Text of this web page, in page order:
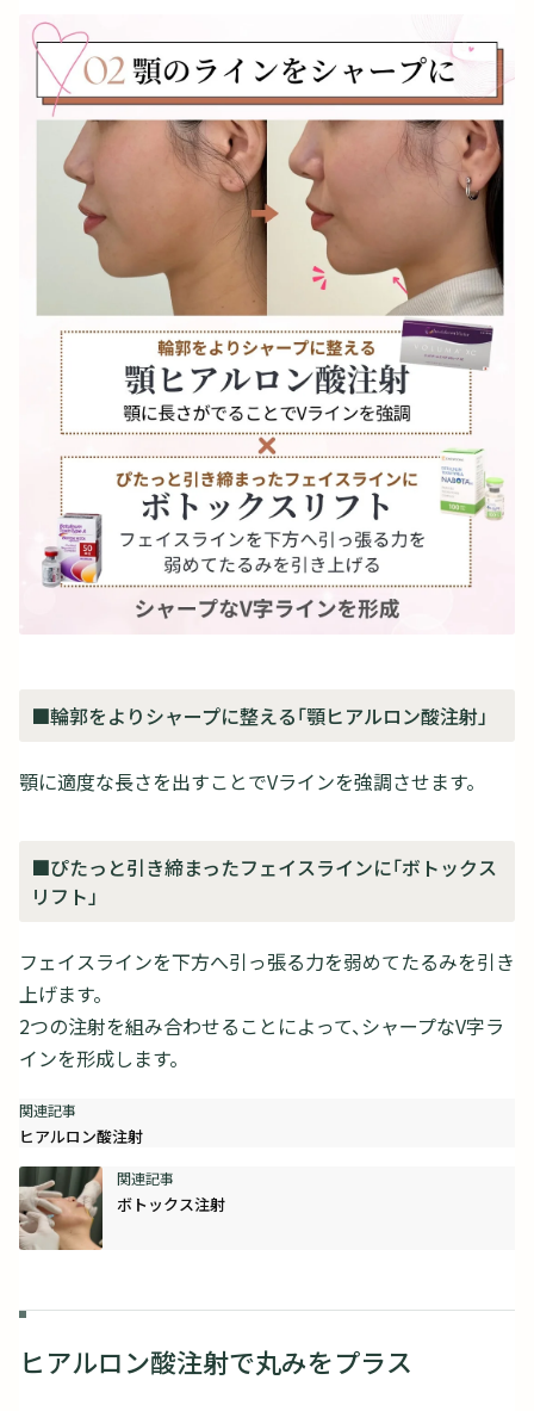
■輪郭をよりシャープに整える「顎ヒアルロン酸注射」
顎に適度な長さを出すことでVラインを強調させます。
■ぴたっと引き締まったフェイスラインに「ボトックス
リフト」
フェイスラインを下方へ引っ張る力を弱めてたるみを引き
上げます。
2つの注射を組み合わせることによって、シャープなV字ラ
インを形成します。
ヒアルロン酸注射
ボトックス注射
ヒアルロン酸注射で丸みをプラス